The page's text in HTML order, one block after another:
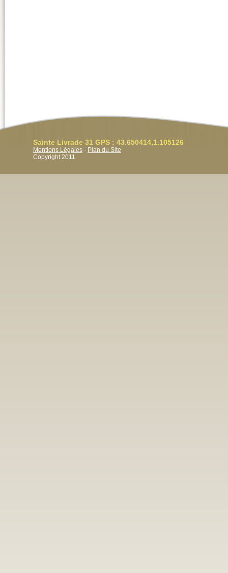
Sainte Livrade 31 GPS : 43.650414,1.105126
Mentions Légales - Plan du Site
Copyright 2011